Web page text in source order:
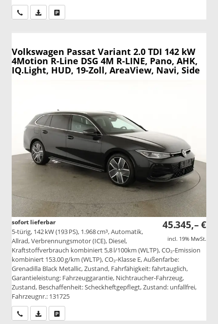
Wir rufen Sie anPDF-Datei, Fahrzeugexposé drucken
Volkswagen Passat Variant 2.0 TDI 142 kW
4Motion R-Line DSG 4M R-LINE, Pano, AHK,
IQ.Light, HUD, 19-Zoll, AreaView, Navi, Side
45.345,– €
incl. 19% MwSt.
sofort lieferbar
5-türig, 142 kW (193 PS), 1.968 cm³, Automatik,
Allrad, Verbrennungsmotor (ICE), Diesel,
Kraftstoffverbrauch kombiniert 5,8 l/100km (WLTP), CO₂-Emission
kombiniert 153.00 g/km (WLTP), CO₂-Klasse E, Außenfarbe:
Grenadilla Black Metallic, Zustand, Fahrfähigkeit: fahrtauglich,
Garantieleistung: Fahrzeuggarantie, Nichtraucher-Fahrzeug,
Zustand, Beschaffenheit: Scheckheftgepflegt, Zustand: unfallfrei,
Fahrzeugnr.: 131725
Wir rufen Sie anPDF-Datei, Fahrzeugexposé drucken